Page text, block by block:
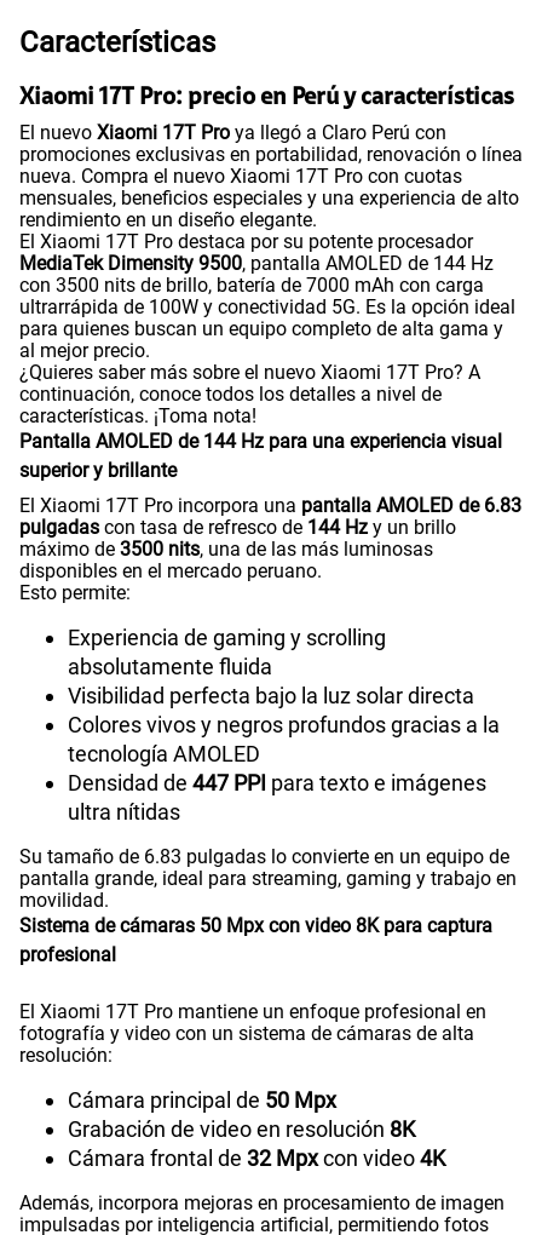
Paga solo
Paga solo
en alta velocidad
S/ 109.90
Paga solo
175GBen alta velocidad
S/159.90
Paga solo
185GBen alta velocidad
S/ 189.90
Paga solo
200GBen alta velocidad
S/289.90
Ver menos planes
Características
Xiaomi 17T Pro: precio en Perú y características
El nuevo Xiaomi 17T Pro ya llegó a Claro Perú con
promociones exclusivas en portabilidad, renovación o línea
nueva. Compra el nuevo Xiaomi 17T Pro con cuotas
mensuales, beneficios especiales y una experiencia de alto
rendimiento en un diseño elegante.
El Xiaomi 17T Pro destaca por su potente procesador
MediaTek Dimensity 9500, pantalla AMOLED de 144 Hz
con 3500 nits de brillo, batería de 7000 mAh con carga
ultrarrápida de 100W y conectividad 5G. Es la opción ideal
para quienes buscan un equipo completo de alta gama y
al mejor precio.
¿Quieres saber más sobre el nuevo Xiaomi 17T Pro? A
continuación, conoce todos los detalles a nivel de
características. ¡Toma nota!
Pantalla AMOLED de 144 Hz para una experiencia visual
superior y brillante
El Xiaomi 17T Pro incorpora una pantalla AMOLED de 6.83
pulgadas con tasa de refresco de 144 Hz y un brillo
máximo de 3500 nits, una de las más luminosas
disponibles en el mercado peruano.
Esto permite:
Experiencia de gaming y scrolling
absolutamente fluida
Visibilidad perfecta bajo la luz solar directa
Colores vivos y negros profundos gracias a la
tecnología AMOLED
Densidad de 447 PPI para texto e imágenes
ultra nítidas
Su tamaño de 6.83 pulgadas lo convierte en un equipo de
pantalla grande, ideal para streaming, gaming y trabajo en
movilidad.
Sistema de cámaras 50 Mpx con video 8K para captura
profesional
El Xiaomi 17T Pro mantiene un enfoque profesional en
fotografía y video con un sistema de cámaras de alta
resolución:
Cámara principal de 50 Mpx
Grabación de video en resolución 8K
Cámara frontal de 32 Mpxcon video4K
Además, incorpora mejoras en procesamiento de imagen
impulsadas por inteligencia artificial, permitiendo fotos